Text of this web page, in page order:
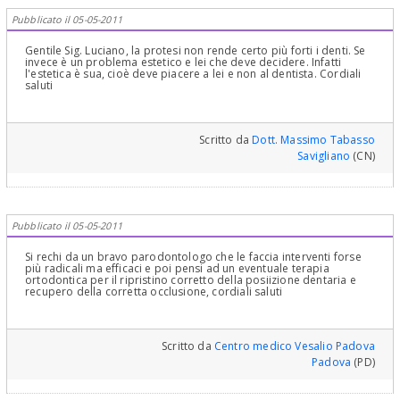
Pubblicato il 05-05-2011
Gentile Sig. Luciano, la protesi non rende certo più forti i denti. Se
invece è un problema estetico e lei che deve decidere. Infatti
l'estetica è sua, cioè deve piacere a lei e non al dentista. Cordiali
saluti
Scritto daDott. Massimo Tabasso
Savigliano (CN)
Pubblicato il 05-05-2011
Si rechi da un bravo parodontologo che le faccia interventi forse
più radicali ma efficaci e poi pensi ad un eventuale terapia
ortodontica per il ripristino corretto della posiizione dentaria e
recupero della corretta occlusione, cordiali saluti
Scritto da Centro medico Vesalio Padova
Padova (PD)